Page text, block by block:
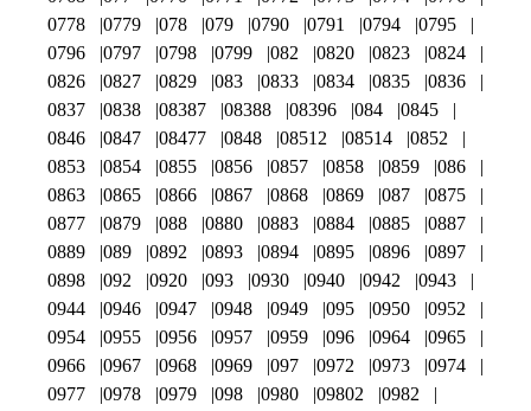
0778
0779 078 079 0790 0791 0794
0795
0796
0797 0798 0799 082 0820 0823
0824
0826
0827 0829 083 0833 0834 0835
0836
0837
0838 08387 08388 08396 084
0845
0846
0847 08477 0848 08512 08514
0852
0853
0854 0855 0856 0857 0858 0859
086
0863
0865 0866 0867 0868 0869 087
0875
0877
0879 088 0880 0883 0884 0885
0887
0889
089 0892 0893 0894 0895 0896
0897
0898
092 0920 093 0930 0940 0942
0943
0944
0946 0947 0948 0949 095 0950
0952
0954
0955 0956 0957 0959 096 0964
0965
0966
0967 0968 0969 097 0972 0973
0974
0977
0978 0979 098 0980 09802
0982